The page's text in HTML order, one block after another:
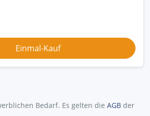
Bedarf. Es gelten die AGB der